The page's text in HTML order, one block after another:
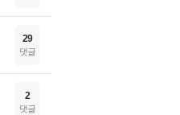
29
댓글
2
댓글